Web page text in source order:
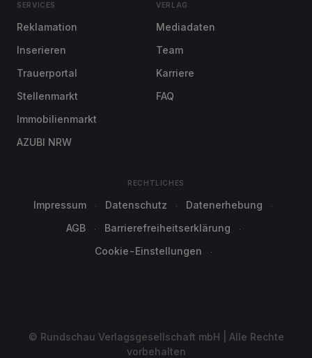
SERVICES
Reklamation
Inserieren
Trauerportal
Stellenmarkt
Immobilienmarkt
AZUBI NRW
VERLAG
Mediadaten
Team
Karriere
FAQ
RECHTLICHES
Impressum Datenschutz
Datenerhebung
AGB
Barrierefreiheitserklärung
Cookie-Einstellungen
© Rundschau Verlagsgesellschaft mbH | Alle Rechte
vorbehalten